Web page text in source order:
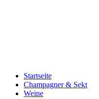
Startseite
Champagner & Sekt
Weine